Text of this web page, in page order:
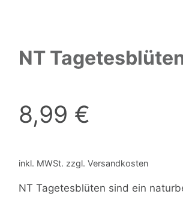
NT
8,99 €
inkl. MWSt. zzgl. Versandkosten
NT Tagetesblüten sind ein